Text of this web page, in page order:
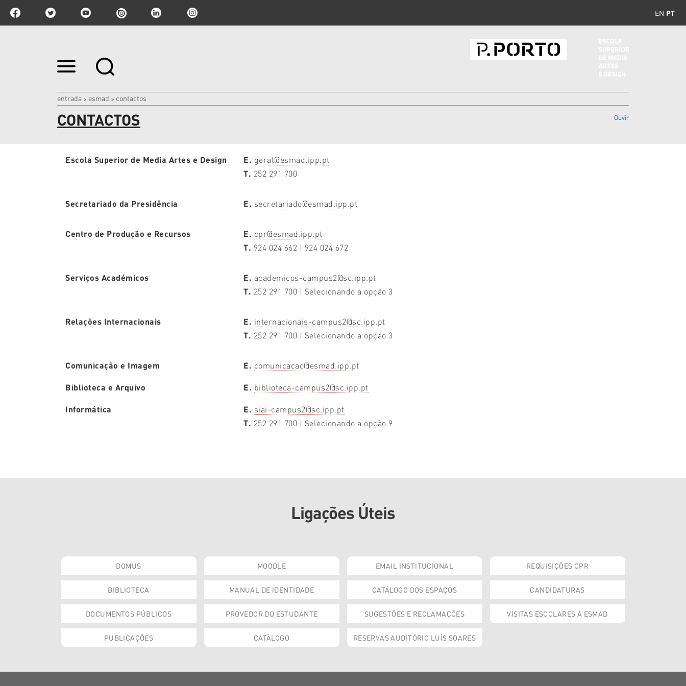
EN PT
Ir
para
|
Ir
para
a
entrada > esmad > contactos
CONTACTOS Ouvir
Escola Superior de Media Artes e Design E. geral@esmad.ipp.pt
T. 252 291 700
Secretariado da Presidência E. secretariado@esmad.ipp.pt
Centro de Produção e Recursos E. cpr@esmad.ipp.pt
T. 924 024 662 | 924 024 672
Serviços Académicos E. academicos-campus2@sc.ipp.pt
T. 252 291 700 | Selecionando a opção 3
Relações Internacionais E. internacionais-campus2@sc.ipp.pt
T. 252 291 700 | Selecionando a opção 3
Comunicação e Imagem E. comunicacao@esmad.ipp.pt
Biblioteca e Arquivo E. biblioteca-campus2@sc.ipp.pt
Informática E. siai-campus2@sc.ipp.pt
T. 252 291 700 | Selecionando a opção 9
Ligações Úteis
DOMUS MOODLE EMAIL INSTITUCIONAL REQUISIÇÕES CPR
BIBLIOTECA MANUAL DE IDENTIDADE CATÁLOGO DOS ESPAÇOS CANDIDATURAS
DOCUMENTOS PÚBLICOS PROVEDOR DO ESTUDANTE SUGESTÕES E RECLAMAÇÕES VISITAS ESCOLARES À ESMAD
PUBLICAÇÕES CATÁLOGO RESERVAS AUDITÓRIO LUÍS SOARES